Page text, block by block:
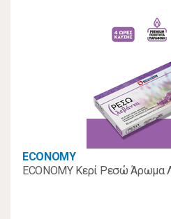
ECONOMY
ECONOMY Κερί Ρεσώ Άρωμα